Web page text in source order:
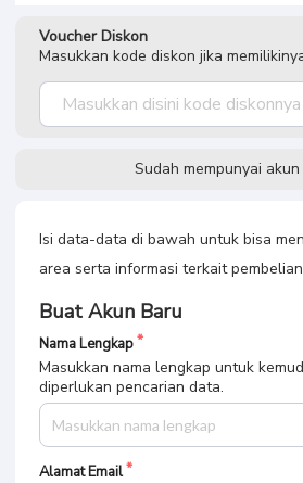
Voucher Diskon
Masukkan kode diskon jika
Sudah mempunyai akun
Isi data-data di bawah untuk bisa
area serta informasi terkait
Buat Akun Baru
Nama Lengkap
Masukkan nama lengkap untuk
diperlukan pencarian data.
Alamat Email